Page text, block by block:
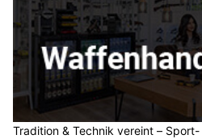
Tradition & Technik vereint –